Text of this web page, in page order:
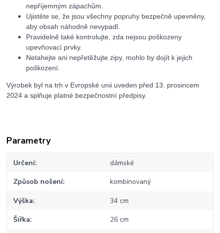
nepříjemným zápachům.
Ujistěte se, že jsou všechny popruhy bezpečně upevněny,
aby obsah náhodně nevypadl.
Pravidelně také kontrolujte, zda nejsou poškozeny
upevňovací prvky.
Netahejte ani nepřetěžujte zipy, mohlo by dojít k jejich
poškození.
Výrobek byl na trh v Evropské unii uveden před 13. prosincem
2024 a splňuje platné bezpečnostní předpisy.
Parametry
Určení dámské
Způsob nošení kombinovaný
Výška 34 cm
Šířka 26 cm